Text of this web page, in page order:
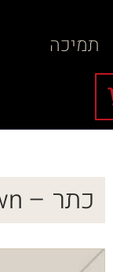
תמיכה
כתר – Crown